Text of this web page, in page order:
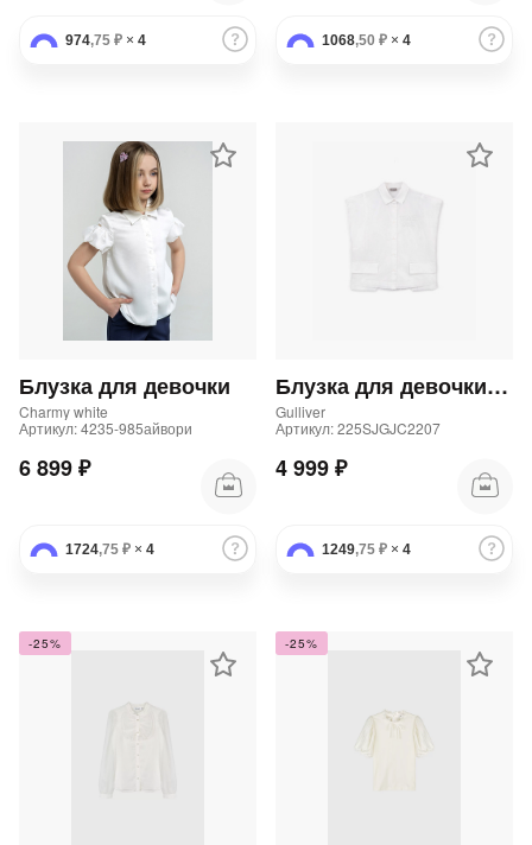
974,75 ₽ × 4 1068,50 ₽ × 4
Блузка для девочки
Charmy white
Артикул: 4235-985айвори
6 899 ₽
1724,75 ₽ × 4
Блузка для девочки без рукава из поплина белая
Gulliver
Артикул: 225SJGJC2207
4 999 ₽
1249,75 ₽ × 4
-25% -25%